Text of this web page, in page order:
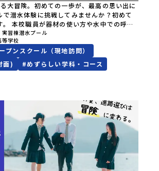
大冒険。初めての一歩が、最高の思い出に
で潜水体験に挑戦してみませんか？初めて
。 本校職員が器材の使い方や水中での呼吸
丁寧に指導します。 安全に配慮しながら
験のない方でも安心して参加できます。
う水中世界を体験してみましょう！８月２
ューバ体験です。※写真のヘルメット式潜
日）、１１月１４日（土）です。寮の見
問合せ先・担当種市高校海洋開発科 横葉
習棟潜水プール
等学校
プンスクール（現地訪問）
面) #めずらしい学科・コース